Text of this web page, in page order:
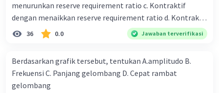
menurunkan reserve requirement ratio c. Kontraktif
dengan menaikkan reserve requirement ratio d. Kontraktif
dengan menurunkan reserve requirement ratio e.
Ekspansif dengan menaikkan tingkat diskonto Bila Bank
ceteris paribus maka .... a. Menimbulkan inflasi di mana
bentuk kurva jumlah uang beredar (penawaran uang) naik
dari kiri bawah ke kanan atas b. Menimbulkan deflasi di
36 0.0 Jawaban terverifikasi
Berdasarkan grafik tersebut, tentukan A.amplitudo B.
Frekuensi C. Panjang gelombang D. Cepat rambat
gelombang